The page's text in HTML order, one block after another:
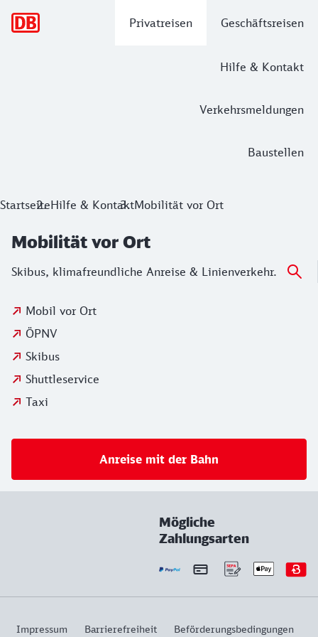
Privatreisen Geschäftsreisen
Hilfe & Kontakt
Verkehrsmeldungen
Baustellen
StartseiteHilfe & KontaktMobilität vor Ort
Mobilität vor Ort
Skibus, klimafreundliche Anreise & Linienverkehr.
Mobil vor Ort
ÖPNV
Skibus
Shuttleservice
Taxi
Anreise mit der Bahn
Mögliche
Zahlungsarten
Impressum Barrierefreiheit Beförderungsbedingungen